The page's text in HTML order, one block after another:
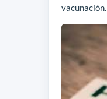
vacunación.